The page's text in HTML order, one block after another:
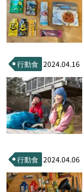
行動食 2024.04.16
行動食 2024.04.06